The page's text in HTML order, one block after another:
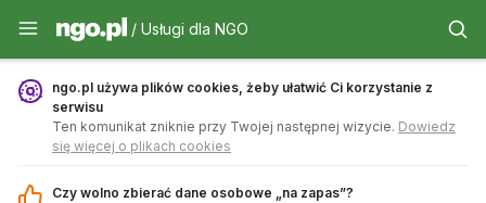
Usługi dla NGO - ngo.pl
/ Usługi dla NGO
ngo.pl używa plików cookies, żeby ułatwić Ci korzystanie z
serwisu
Ten komunikat zniknie przy Twojej następnej wizycie. Dowiedz
się więcej o plikach cookies
Czy wolno zbierać dane osobowe „na zapas”?